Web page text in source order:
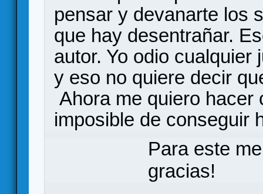
pensar y devanarte los
que hay desentrañar.
autor. Yo odio cualquier
y eso no quiere decir
Ahora me quiero hacer
imposible de
Para este
gracias!